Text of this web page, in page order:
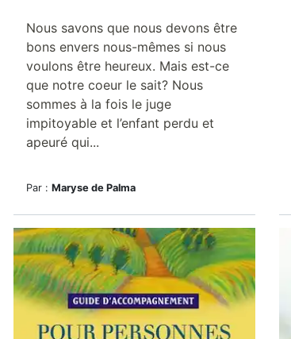
Nous savons que nous devons être
bons envers nous-mêmes si nous
voulons être heureux. Mais est-ce
que notre coeur le sait? Nous
sommes à la fois le juge
impitoyable et l’enfant perdu et
apeuré qui...
Par : Maryse de Palma